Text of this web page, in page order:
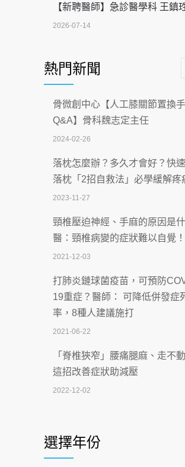
【新聘醫師】急診醫學科 王鎮
2026-07-14
科能量
2026-07-08
沒菸酒也瀕臨洗腎？65歲男靠「
慣」逆轉腎功能 醫揭3招救命
2026-07-08
體溫飆破41度！醫連收兩例中暑
致死率達8成
2026-07-07
深耕萬華55年 西園醫院回顧發
智慧 醫療布局
2026-07-06
【115年臺北市「防癌保衛戰：
一手刮」】 宣導
2026-07-02
2026-07-02
4連霸議員黃秋澤癌逝！食道癌
西園醫院55周年 7／10捐血公益
民眾熱血響應
熱門新聞
骨微創中心【人工膝關節置換
Q&A】骨科魏志定主任
2024-02-26
落枕怎麼辦？多久才會好？快
落枕「2招自救法」必學緩解疼
2023-11-27
頸椎壓迫神經、手麻的原因是
醫：頸椎病變的症狀難以自覺！
2021-12-03
打肺炎鏈球菌疫苗，可預防
19重症？醫師： 可降低併發症
率，8種人建議施打
2021-06-22
「脊椎狹窄」腰痛腿麻、走不
這招改善症狀助減壓
2022-12-02
2022-02-17
選擇年份